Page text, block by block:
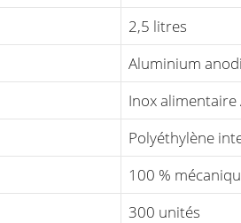
2,5 litres
Aluminium
Inox alimentaire
Polyéthylène
100 %
300 unités